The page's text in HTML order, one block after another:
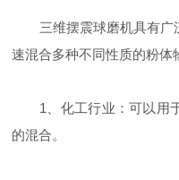
三维摆震球磨机具有广
速混合多种不同性质的粉体
1、化工行业：可以用于
的混合。